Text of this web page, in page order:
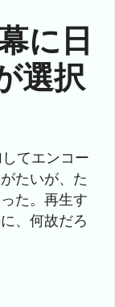
に日
選択
てエンコー
たいが、た
た。再生す
、何故だろ